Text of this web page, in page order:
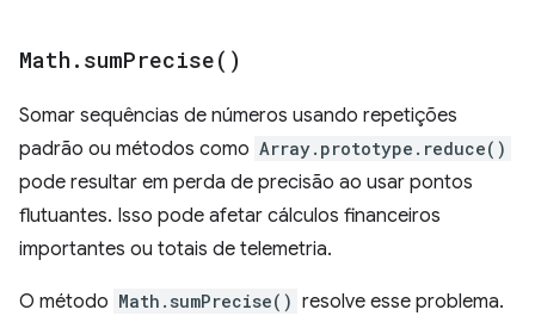
Math . sumPrecise( )
Somar sequências de números usando repetições
padrão ou métodos como Array.prototype.reduce()
pode resultar em perda de precisão ao usar pontos
flutuantes. Isso pode afetar cálculos financeiros
importantes ou totais de telemetria.
O método Math.sumPrecise() resolve esse problema.